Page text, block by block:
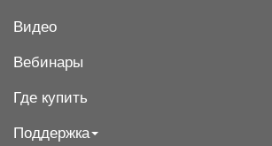
Видео
Вебинары
Где купить
Поддержка